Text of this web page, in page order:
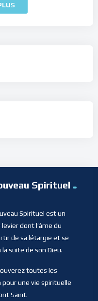
Spirituel
Spirituel est un
dont l’âme du
de sa létargie et se
suite de son Dieu.
toutes les
une vie spirituelle
Saint.